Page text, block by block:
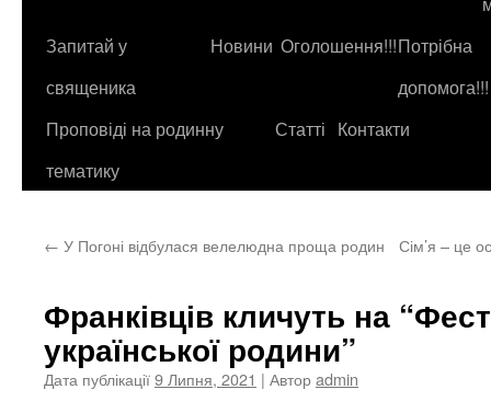
контенту
Запитай у
священика
Новини Оголошення!!!Потрібна
допомога!!!
Проповіді на родинну
тематику
Статті Контакти
← У Погоні відбулася велелюдна проща родин
Сім’я – це
Франківців кличуть на
української родини”
Дата публікації9 Липня, 2021 | Авторadmin